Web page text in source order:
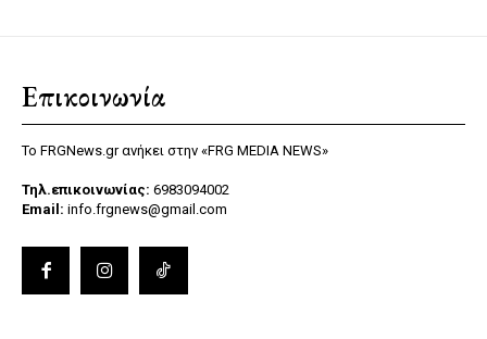
Επικοινωνία
Το FRGNews.gr ανήκει στην «FRG MEDIA NEWS»
Τηλ.επικοινωνίας: 6983094002
Email: info.frgnews@gmail.com